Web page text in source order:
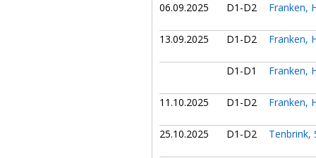
06.09.2025 D1-D2 Franken,
13.09.2025 D1-D2 Franken,
D1-D1 Franken,
11.10.2025 D1-D2 Franken,
25.10.2025 D1-D2 Tenbrink,